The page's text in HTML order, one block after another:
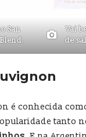
San
Vai
de
é conhecida
tanto